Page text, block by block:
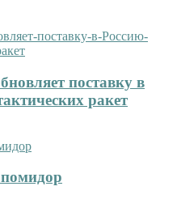
поставку в
ракет